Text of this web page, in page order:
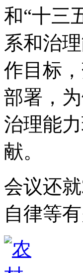
和“十三
系和治
作目标
部署，
治理能
献。
会议还
自律等